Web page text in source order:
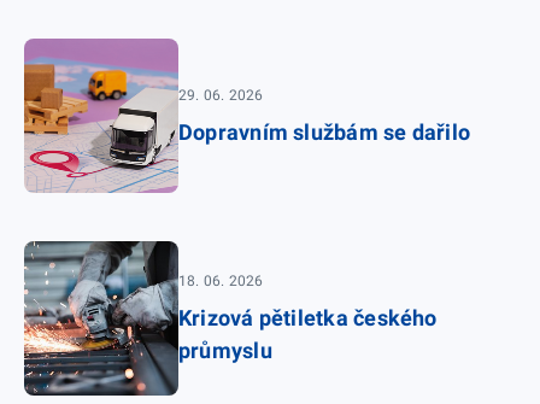
29. 06. 2026
Dopravním službám se dařilo
18. 06. 2026
Krizová pětiletka českého
průmyslu